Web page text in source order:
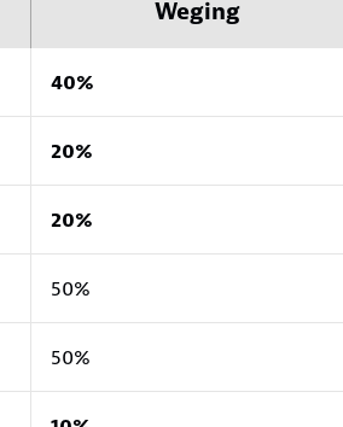
Weging
40%
20%
20%
50%
50%